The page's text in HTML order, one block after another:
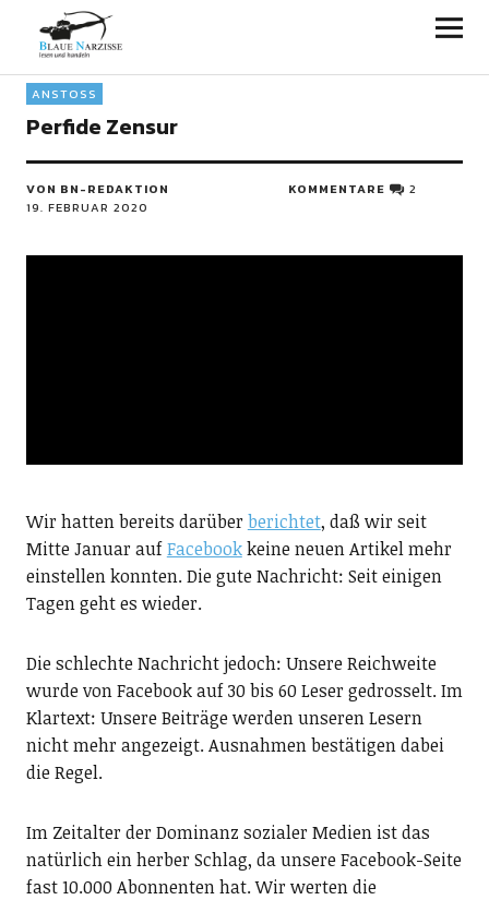
Blaue Narzisse
ANSTOSS
Perfide Zensur
VON BN-REDAKTION
19. FEBRUAR 2020
KOMMENTARE 2
Wir hatten bereits darüberberichtet, daß wir seit
Mitte Januar aufFacebookkeine neuen Artikel mehr
einstellen konnten. Die gute Nachricht: Seit einigen
Tagen geht es wieder.
Die schlechte Nachricht jedoch: Unsere Reichweite
wurde von Facebook auf 30 bis 60 Leser gedrosselt. Im
Klartext: Unsere Beiträge werden unseren Lesern
nicht mehr angezeigt. Ausnahmen bestätigen dabei
die Regel.
Im Zeitalter der Dominanz sozialer Medien ist das
natürlich ein herber Schlag, da unsere Facebook-Seite
fast 10.000 Abonnenten hat. Wir werten die